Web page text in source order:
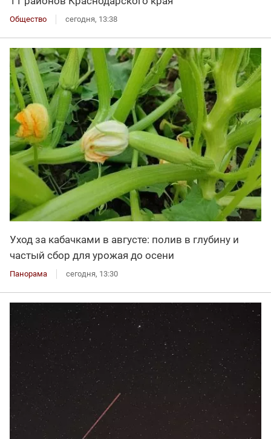
Общество сегодня, 13:38
Уход за кабачками в августе: полив в глубину и
частый сбор для урожая до осени
Панорама сегодня, 13:30